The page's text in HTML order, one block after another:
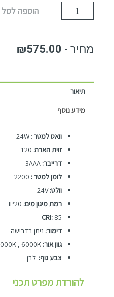
הוספה לסל
₪575.00
תיאור
מידע נוסף
וואט למטר : 24W
זוית הארה: 120
דרייבר: 3AAA
לומן למטר : 2200
וולט:24V
רמת מיגון מים:
CRI: 85
דימור: ניתן בדרישה
גוון אור:
צבע גוף: לבן
להורדת מפרט תכני